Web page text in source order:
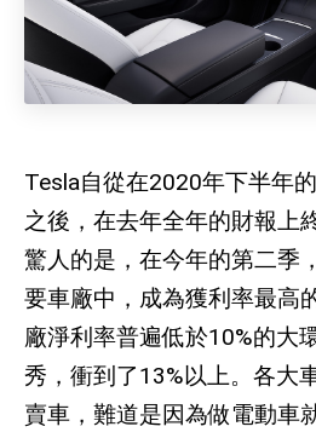
Tesla自從在2020年下半年
之後，在去年全年的財報上
驚人的是，在今年的第二季，
要車廠中，成為獲利率最高
廠淨利率普遍低於10%的大
秀，衝到了13%以上。各大
賣車，難道是因為做電動車